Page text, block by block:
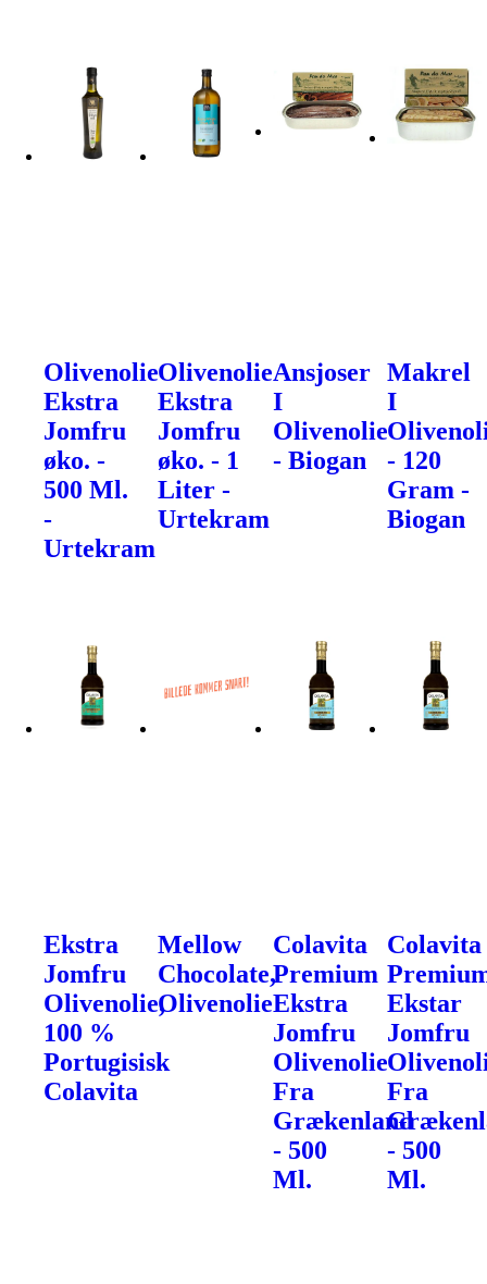
Olivenolie
Ekstra
Jomfru
øko. -
500 Ml.
-
Urtekram
Olivenolie
Ekstra
Jomfru
øko. - 1
Liter -
Urtekram
Ansjoser
I
Olivenolie
- Biogan
Makrel
I
- 120
Gram -
Biogan
Ekstra
Jomfru
Olivenolie,
100 %
Portugisisk
Colavita
Mellow
Chocolate,
Olivenolie
Colavita
Premium
Ekstra
Jomfru
Olivenolie
Fra
Grækenland
- 500
Ml.
Colavita
Ekstar
Jomfru
Fra
- 500
Ml.